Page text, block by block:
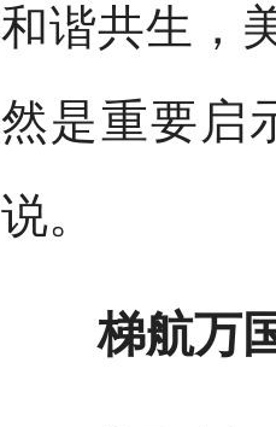
和谐共生，
然是重要启
说。
梯航万国